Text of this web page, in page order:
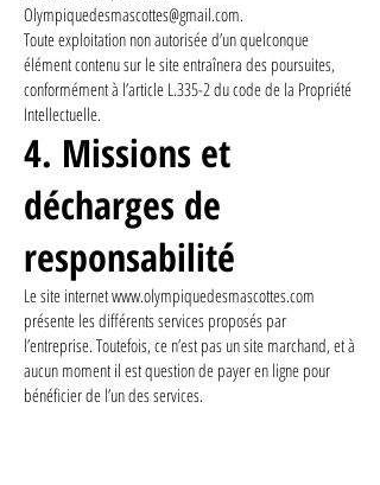
Olympiquedesmascottes@gmail.com.
Toute exploitation non autorisée d’un quelconque
élément contenu sur le site entraînera des poursuites,
conformément à l’article L.335-2 du code de la Propriété
Intellectuelle.
4. Missions et
décharges de
responsabilité
Le site internetwww.olympiquedesmascottes.com
présente les différents services proposés par
l’entreprise. Toutefois, ce n’est pas un site marchand, et à
aucun moment il est question de payer en ligne pour
bénéficier de l’un des services.